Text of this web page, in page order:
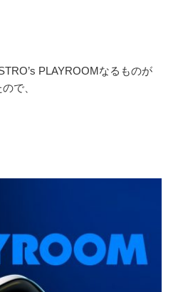
PLAYROOMなるものが
で、